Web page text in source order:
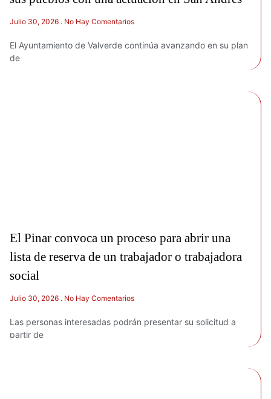
Julio 30, 2026 No Hay Comentarios
El Ayuntamiento de Valverde continúa avanzando en su plan
de
El Pinar convoca un proceso para abrir una
lista de reserva de un trabajador o trabajadora
social
Julio 30, 2026 No Hay Comentarios
Las personas interesadas podrán presentar su solicitud a
partir de